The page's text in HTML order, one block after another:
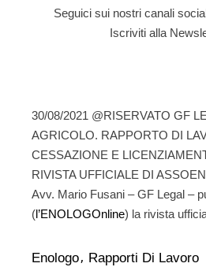
Seguici sui nostri canali
Iscriviti alla
30/08/2021 @RISERVATO GF
AGRICOLO. RAPPORTO DI
CESSAZIONE E
RIVISTA UFFICIALE DI
Avv. Mario Fusani – GF Legal –
(l’ENOLOGOnline) la rivista
Enologo Rapporti Di Lavoro